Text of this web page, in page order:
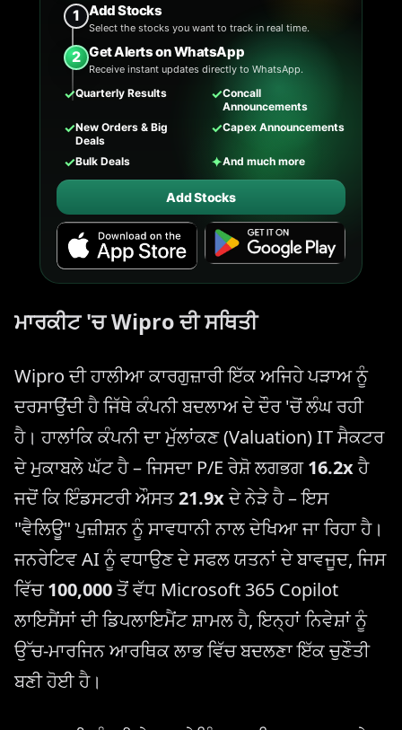
1 Add Stocks
Select the stocks you want to track in real time.
2 Get Alerts on WhatsApp
Receive instant updates directly to WhatsApp.
✓Quarterly Results ✓Concall
Announcements
✓New Orders & Big
Deals
✓Capex Announcements
✓Bulk Deals ✦And much more
Add Stocks
ਮਾਰਕੀਟ 'ਚ Wipro ਦੀ ਸਥਿਤੀ
Wipro ਦੀ ਹਾਲੀਆ ਕਾਰਗੁਜ਼ਾਰੀ ਇੱਕ ਅਜਿਹੇ ਪੜਾਅ ਨੂੰ
ਦਰਸਾਉਂਦੀ ਹੈ ਜਿੱਥੇ ਕੰਪਨੀ ਬਦਲਾਅ ਦੇ ਦੌਰ 'ਚੋਂ ਲੰਘ ਰਹੀ
ਹੈ। ਹਾਲਾਂਕਿ ਕੰਪਨੀ ਦਾ ਮੁੱਲਾਂਕਣ (Valuation) IT ਸੈਕਟਰ
ਦੇ ਮੁਕਾਬਲੇ ਘੱਟ ਹੈ – ਜਿਸਦਾ P/E ਰੇਸ਼ੋ ਲਗਭਗ16.2xਹੈ
ਜਦੋਂ ਕਿ ਇੰਡਸਟਰੀ ਔਸਤ21.9xਦੇ ਨੇੜੇ ਹੈ – ਇਸ
"ਵੈਲਿਊ" ਪੁਜ਼ੀਸ਼ਨ ਨੂੰ ਸਾਵਧਾਨੀ ਨਾਲ ਦੇਖਿਆ ਜਾ ਰਿਹਾ ਹੈ।
ਜਨਰੇਟਿਵ AI ਨੂੰ ਵਧਾਉਣ ਦੇ ਸਫਲ ਯਤਨਾਂ ਦੇ ਬਾਵਜੂਦ, ਜਿਸ
ਵਿੱਚ100,000ਤੋਂ ਵੱਧ Microsoft 365 Copilot
ਲਾਇਸੈਂਸਾਂ ਦੀ ਡਿਪਲਾਇਮੈਂਟ ਸ਼ਾਮਲ ਹੈ, ਇਨ੍ਹਾਂ ਨਿਵੇਸ਼ਾਂ ਨੂੰ
ਉੱਚ-ਮਾਰਜਿਨ ਆਰਥਿਕ ਲਾਭ ਵਿੱਚ ਬਦਲਣਾ ਇੱਕ ਚੁਣੌਤੀ
ਬਣੀ ਹੋਈ ਹੈ।